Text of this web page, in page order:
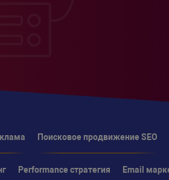
Поисковое продвижение SEO
Performance стратегия Email